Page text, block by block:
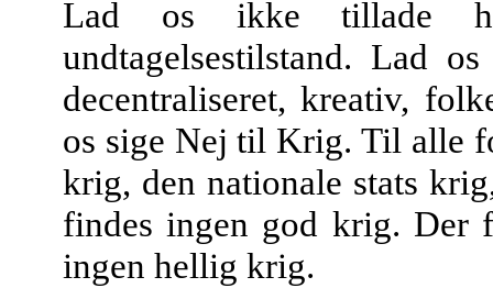
Lad os ikke tillade
undtagelsestilstand. Lad
decentraliseret, kreativ,
os sige Nej til Krig. Til alle
krig, den nationale stats
findes ingen god krig. Der
ingen hellig krig.